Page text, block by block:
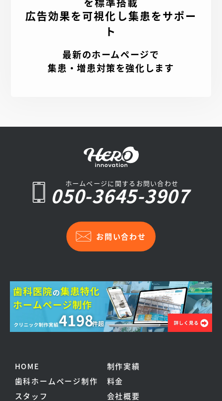
広告効果を可視化し集患をサポー
ト
最新のホームページで
集患・増患対策を強化します
ホームページに関するお問い合わせ
050-3645-3907
お問い合わせ
HOME
制作実績
歯科ホームページ制作
料金
スタッフ
会社概要